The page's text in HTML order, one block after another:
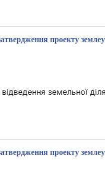
проекту
земельної
проекту